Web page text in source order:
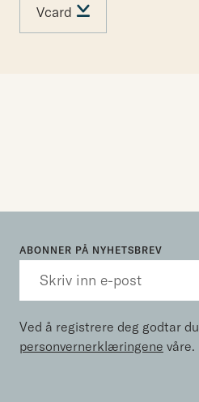
Vcard
ABONNER PÅ NYHETSBREV
Ved å registrere deg godtar du
personvernerklæringene våre.